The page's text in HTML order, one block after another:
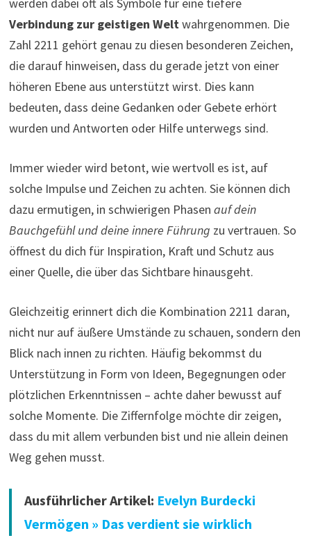
werden dabei oft als Symbole für eine tiefere
Verbindung zur geistigen Weltwahrgenommen. Die
Zahl 2211 gehört genau zu diesen besonderen Zeichen,
die darauf hinweisen, dass du gerade jetzt von einer
höheren Ebene aus unterstützt wirst. Dies kann
bedeuten, dass deine Gedanken oder Gebete erhört
wurden und Antworten oder Hilfe unterwegs sind.
Immer wieder wird betont, wie wertvoll es ist, auf
solche Impulse und Zeichen zu achten. Sie können dich
dazu ermutigen, in schwierigen Phasen auf dein
Bauchgefühl und deine innere Führung zu vertrauen. So
öffnest du dich für Inspiration, Kraft und Schutz aus
einer Quelle, die über das Sichtbare hinausgeht.
Gleichzeitig erinnert dich die Kombination 2211 daran,
nicht nur auf äußere Umstände zu schauen, sondern den
Blick nach innen zu richten. Häufig bekommst du
Unterstützung in Form von Ideen, Begegnungen oder
plötzlichen Erkenntnissen – achte daher bewusst auf
solche Momente. Die Ziffernfolge möchte dir zeigen,
dass du mit allem verbunden bist und nie allein deinen
Weg gehen musst.
Ausführlicher Artikel: Evelyn Burdecki
Vermögen » Das verdient sie wirklich